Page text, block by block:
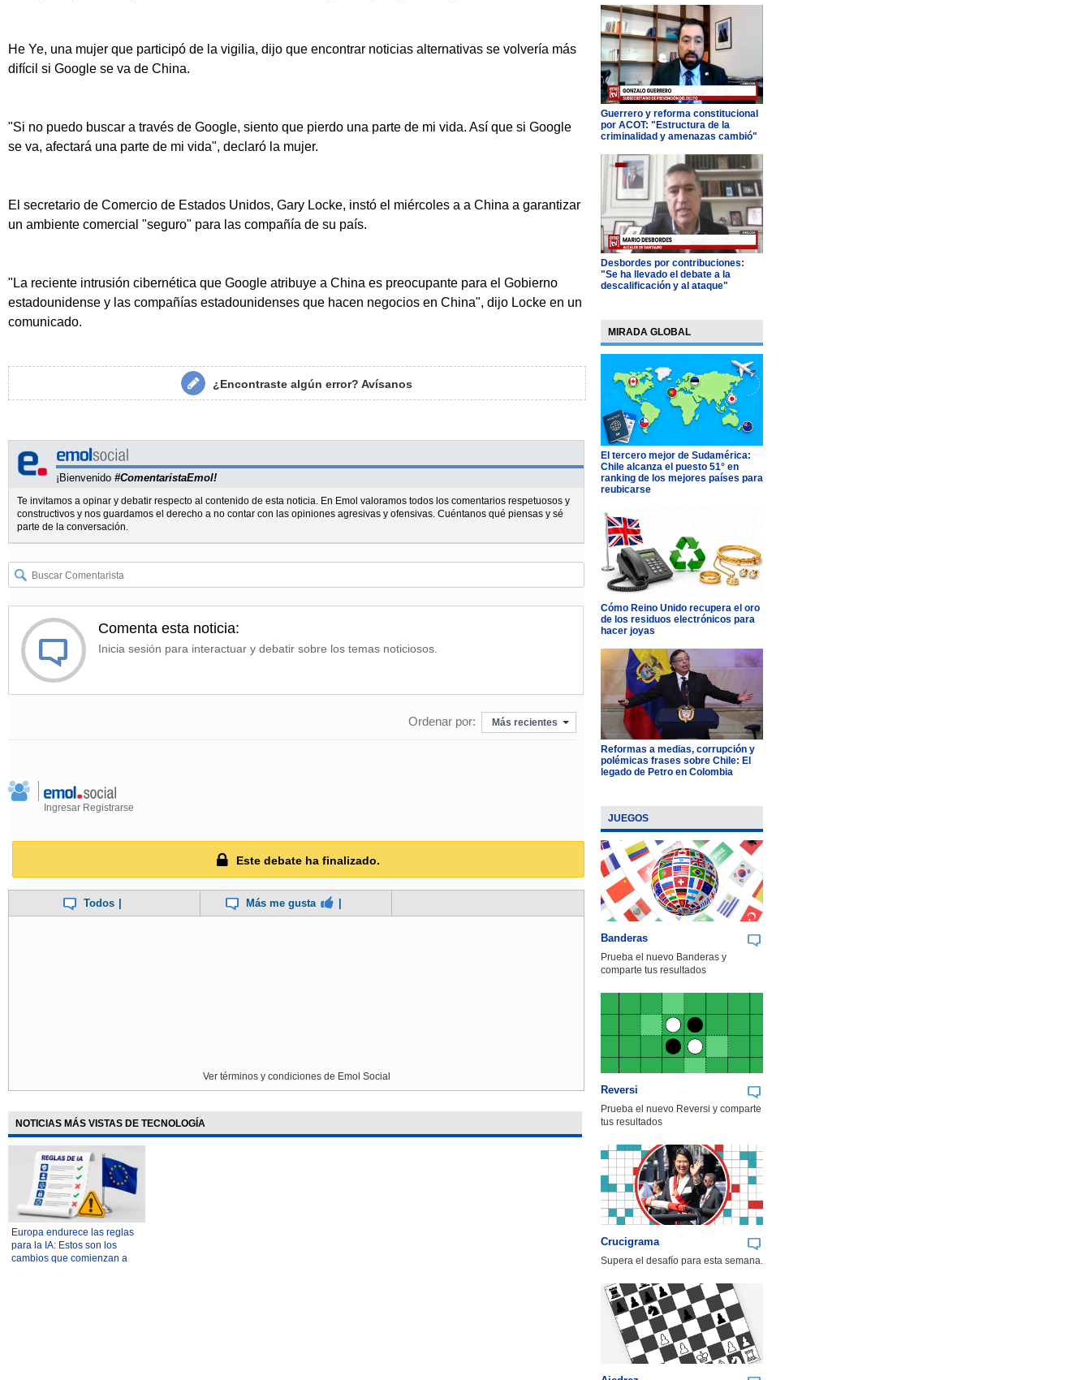
He Ye, una mujer que participó de la vigilia, dijo que encontrar noticias alternativas se volvería más
difícil si Google se va de China.
"Si no puedo buscar a través de Google, siento que pierdo una parte de mi vida. Así que si Google
se va, afectará una parte de mi vida", declaró la mujer.
El secretario de Comercio de Estados Unidos, Gary Locke, instó el miércoles a a China a garantizar
un ambiente comercial "seguro" para las compañía de su país.
"La reciente intrusión cibernética que Google atribuye a China es preocupante para el Gobierno
estadounidense y las compañías estadounidenses que hacen negocios en China", dijo Locke en un
comunicado.
¿Encontraste algún error?Avísanos
¡Bienvenido #ComentaristaEmol!
Te invitamos a opinar y debatir respecto al contenido de esta noticia. En Emol valoramos todos los comentarios respetuosos y
constructivos y nos guardamos el derecho a no contar con las opiniones agresivas y ofensivas. Cuéntanos qué piensas y sé
parte de la conversación.
Comenta esta noticia:
Inicia sesión para interactuar y debatir sobre los temas noticiosos.
Ordenar por: Más recientes
Ingresar Registrarse
Este debate ha finalizado.
Todos Más me gusta
Ver términos y condiciones de Emol Social
NOTICIAS MÁS VISTAS DE TECNOLOGÍA
Europa endurece las reglas
para la IA: Estos son los
cambios que comienzan a
Guerrero y reforma constitucional
por ACOT: "Estructura de la
criminalidad y amenazas cambió"
Desbordes por contribuciones:
"Se ha llevado el debate a la
descalificación y al ataque"
MIRADA GLOBAL
El tercero mejor de Sudamérica:
Chile alcanza el puesto 51° en
ranking de los mejores países para
reubicarse
Cómo Reino Unido recupera el oro
de los residuos electrónicos para
hacer joyas
Reformas a medias, corrupción y
polémicas frases sobre Chile: El
legado de Petro en Colombia
JUEGOS
Banderas
Prueba el nuevo Banderas y
comparte tus resultados
Reversi
Prueba el nuevo Reversi y comparte
tus resultados
Crucigrama
Supera el desafío para esta semana.